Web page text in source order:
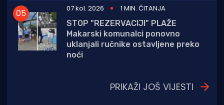
07 kol. 2026
1 MIN. ČITANJA
STOP "REZERVACIJI" PLAŽE
Makarski komunalci ponovno
uklanjali ručnike ostavljene preko
noći
PRIKAŽI JOŠ VIJESTI